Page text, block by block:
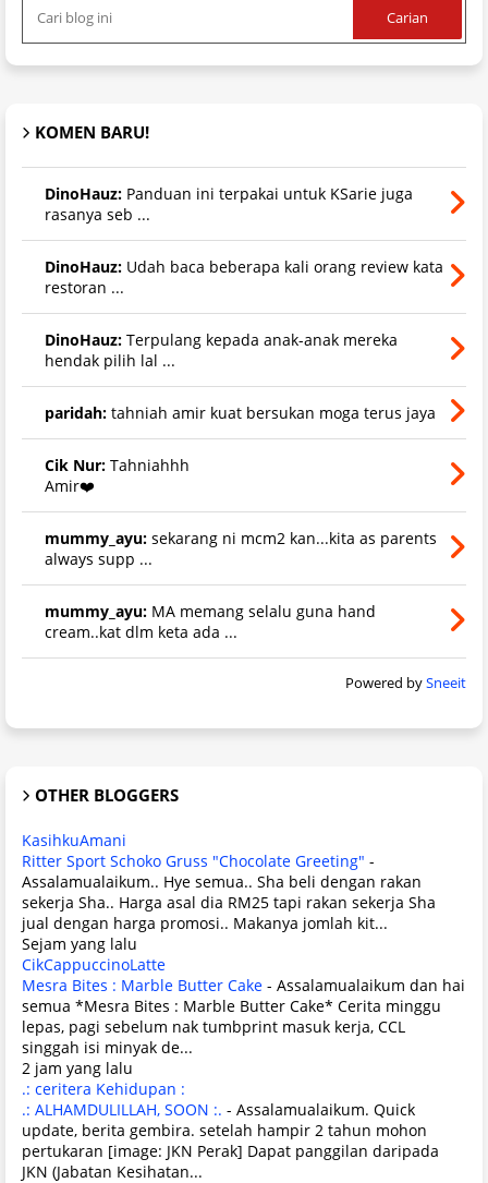
KOMEN BARU!
DinoHauz: Panduan ini terpakai untuk KSarie juga
rasanya seb ...
DinoHauz: Udah baca beberapa kali orang review kata
restoran ...
DinoHauz: Terpulang kepada anak-anak mereka
hendak pilih lal ...
paridah: tahniah amir kuat bersukan moga terus jaya
Cik Nur: Tahniahhh
Amir❤️
mummy_ayu: sekarang ni mcm2 kan...kita as parents
always supp ...
mummy_ayu: MA memang selalu guna hand
cream..kat dlm keta ada ...
Powered bySneeit
OTHER BLOGGERS
KasihkuAmani
Ritter Sport Schoko Gruss "Chocolate Greeting" -
Assalamualaikum.. Hye semua.. Sha beli dengan rakan
sekerja Sha.. Harga asal dia RM25 tapi rakan sekerja Sha
jual dengan harga promosi.. Makanya jomlah kit...
Sejam yang lalu
CikCappuccinoLatte
Mesra Bites : Marble Butter Cake - Assalamualaikum dan hai
semua *Mesra Bites : Marble Butter Cake* Cerita minggu
lepas, pagi sebelum nak tumbprint masuk kerja, CCL
singgah isi minyak de...
2 jam yang lalu
.: ceritera Kehidupan :
.: ALHAMDULILLAH, SOON :. - Assalamualaikum. Quick
update, berita gembira. setelah hampir 2 tahun mohon
pertukaran [image: JKN Perak] Dapat panggilan daripada
JKN (Jabatan Kesihatan...